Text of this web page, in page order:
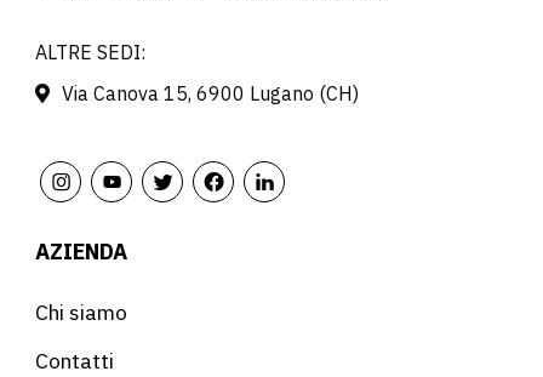
ALTRE SEDI:
Via Canova 15, 6900 Lugano (CH)
AZIENDA
Chi siamo
Contatti